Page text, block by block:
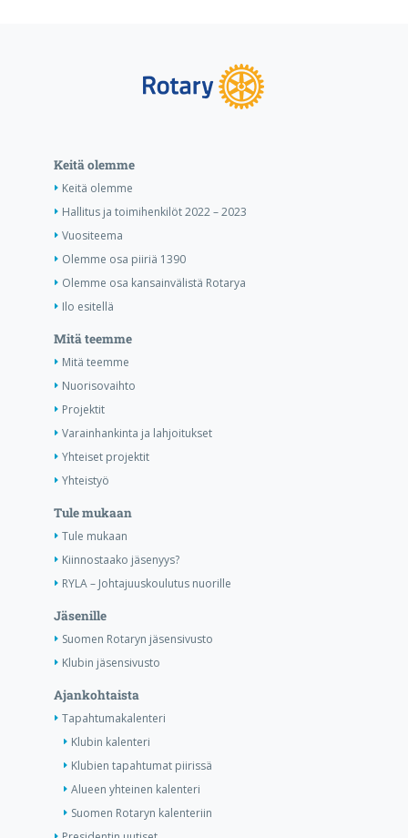
Keitä olemme
Keitä olemme
Hallitus ja toimihenkilöt 2022 – 2023
Vuositeema
Olemme osa piiriä 1390
Olemme osa kansainvälistä Rotarya
Ilo esitellä
Mitä teemme
Mitä teemme
Nuorisovaihto
Projektit
Varainhankinta ja lahjoitukset
Yhteiset projektit
Yhteistyö
Tule mukaan
Tule mukaan
Kiinnostaako jäsenyys?
RYLA – Johtajuuskoulutus nuorille
Jäsenille
Suomen Rotaryn jäsensivusto
Klubin jäsensivusto
Ajankohtaista
Tapahtumakalenteri
Klubin kalenteri
Klubien tapahtumat piirissä
Alueen yhteinen kalenteri
Suomen Rotaryn kalenteriin